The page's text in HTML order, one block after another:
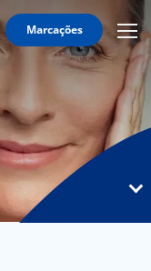
Marcações
Icon